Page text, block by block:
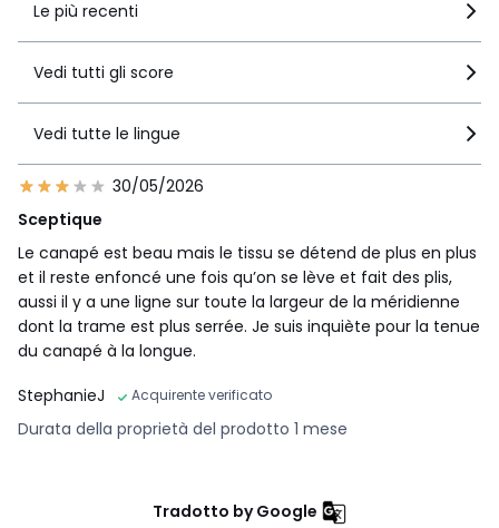
Le più recenti
Vedi tutti gli score
Vedi tutte le lingue
30/05/2026
Sceptique
Le canapé est beau mais le tissu se détend de plus en plus
et il reste enfoncé une fois qu’on se lève et fait des plis,
aussi il y a une ligne sur toute la largeur de la méridienne
dont la trame est plus serrée. Je suis inquiète pour la tenue
du canapé à la longue.
StephanieJ
Acquirente verificato
Durata della proprietà del prodotto 1 mese
Tradotto by Google